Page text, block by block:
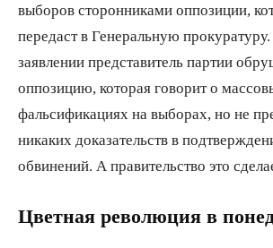
выборов сторонниками оппозиции,
передаст в Генеральную
заявлении представитель партии
оппозицию, которая говорит о
фальсификациях на выборах, но не
никаких доказательств в
обвинений. А правительство это
Цветная революция в